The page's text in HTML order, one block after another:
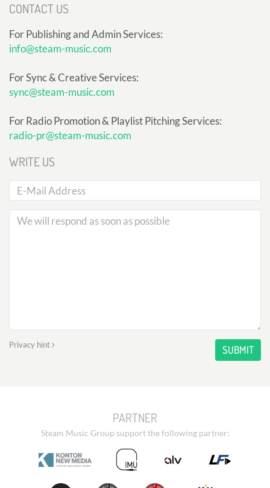
CONTACT US
For Publishing and Admin Services:
info@steam-music.com
For Sync & Creative Services:
sync@steam-music.com
For Radio Promotion & Playlist Pitching Services:
radio-pr@steam-music.com
WRITE US
Privacy hint SUBMIT
PARTNER
Steam Music Group support the following partner: